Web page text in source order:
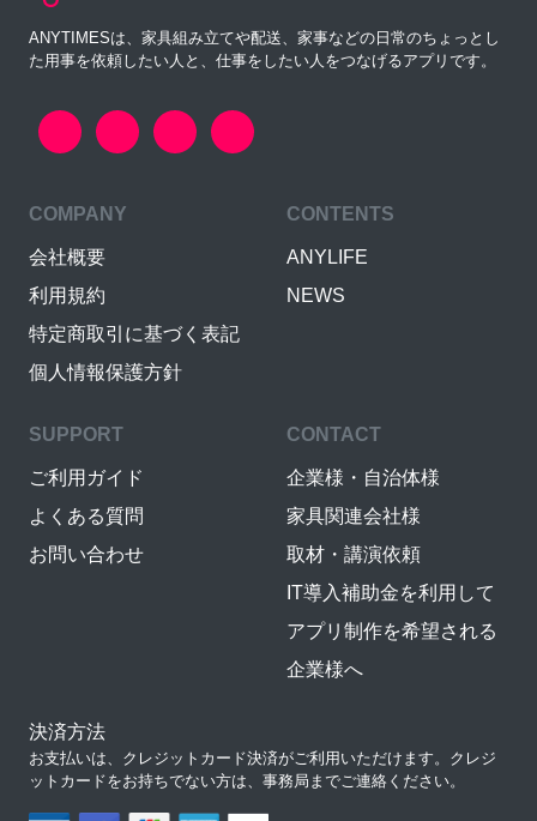
ANYTIMESは、家具組み立てや配送、家事などの日常のちょっとし
た用事を依頼したい人と、仕事をしたい人をつなげるアプリです。
COMPANY
会社概要
利用規約
特定商取引に基づく表記
個人情報保護方針
CONTENTS
ANYLIFE
NEWS
SUPPORT
ご利用ガイド
よくある質問
お問い合わせ
CONTACT
企業様・自治体様
家具関連会社様
取材・講演依頼
IT導入補助金を利用して
アプリ制作を希望される
企業様へ
決済方法
お支払いは、クレジットカード決済がご利用いただけます。クレジ
ットカードをお持ちでない方は、事務局までご連絡ください。